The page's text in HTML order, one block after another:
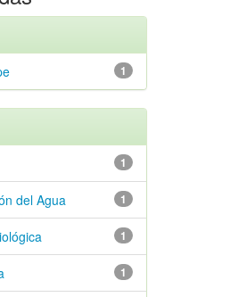
1
1
1
del Agua
1
1